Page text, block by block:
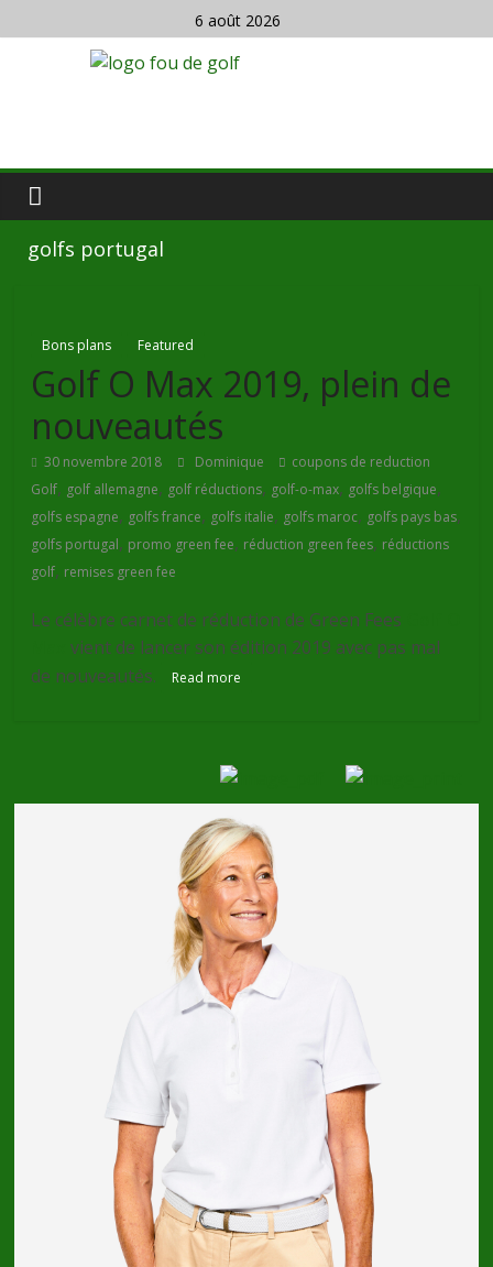
6 août 2026
golfs portugal
Bons plans Featured
Golf O Max 2019, plein de
nouveautés
30 novembre 2018 Dominique
coupons de reduction
Golf, golf allemagne, golf réductions, golf-o-max, golfs belgique,
golfs espagne, golfs france, golfs italie, golfs maroc, golfs pays bas,
golfs portugal, promo green fee, réduction green fees, réductions
golf, remises green fee
Le célèbre carnet de réduction de Green Fees
vient de lancer son édition 2019 avec pas mal
de nouveautés.
Read more